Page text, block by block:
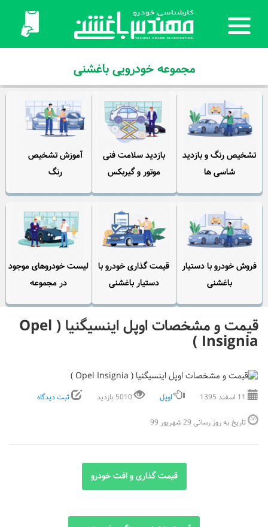
مجموعه خودرویی باغشنی
تشخیص رنگ و بازدید
شاسی ها
بازدید سلامت فنی
موتور و گیربکس
آموزش تشخیص
رنگ
فروش خودرو با دستیار
باغشنی
قیمت گذاری خودرو با
دستیار باغشنی
لیست خودروهای موجود
در مجموعه
قیمت و مشخصات اوپل اینسیگنیا ( Opel
Insignia )
11 اسفند 1395 اوپل 5010 بازدید ثبت دیدگاه
تاریخ به روز رسانی 29 شهریور 99
قیمت گذاری و افت خودرو